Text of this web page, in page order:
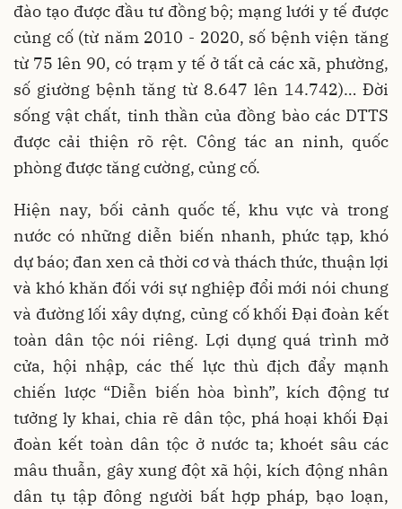
đào tạo được đầu tư đồng bộ; mạng lưới y tế được
củng cố (từ năm 2010 - 2020, số bệnh viện tăng
từ 75 lên 90, có trạm y tế ở tất cả các xã, phường,
số giường bệnh tăng từ 8.647 lên 14.742)… Đời
sống vật chất, tinh thần của đồng bào các DTTS
được cải thiện rõ rệt. Công tác an ninh, quốc
phòng được tăng cường, củng cố.
Hiện nay, bối cảnh quốc tế, khu vực và trong
nước có những diễn biến nhanh, phức tạp, khó
dự báo; đan xen cả thời cơ và thách thức, thuận lợi
và khó khăn đối với sự nghiệp đổi mới nói chung
và đường lối xây dựng, củng cố khối Đại đoàn kết
toàn dân tộc nói riêng. Lợi dụng quá trình mở
cửa, hội nhập, các thế lực thù địch đẩy mạnh
chiến lược “Diễn biến hòa bình”, kích động tư
tưởng ly khai, chia rẽ dân tộc, phá hoại khối Đại
đoàn kết toàn dân tộc ở nước ta; khoét sâu các
mâu thuẫn, gây xung đột xã hội, kích động nhân
dân tụ tập đông người bất hợp pháp, bạo loạn,